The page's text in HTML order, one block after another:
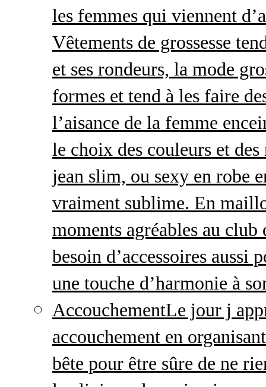
les femmes qui viennent
Vêtements de grossesse
et ses rondeurs, la mode
formes et tend à les faire
l’aisance de la femme
le choix des couleurs et
jean slim, ou sexy en robe
vraiment sublime. En
moments agréables au
besoin d’accessoires aussi
une touche d’harmonie à
AccouchementLe jour j
accouchement en
bête pour être sûre de ne